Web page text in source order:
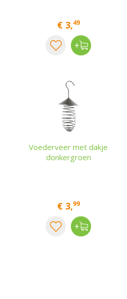
€ 3,49
Voederveer met dakje
donkergroen
€ 3,99